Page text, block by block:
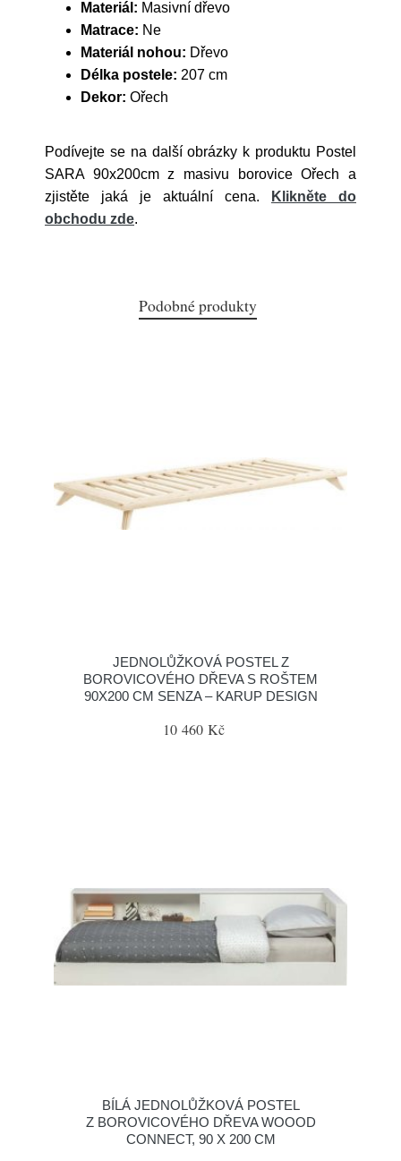
Materiál: Masivní dřevo
Matrace: Ne
Materiál nohou: Dřevo
Délka postele: 207 cm
Dekor: Ořech
Podívejte se na další obrázky k produktu Postel
SARA 90x200cm z masivu borovice Ořech a
zjistěte jaká je aktuální cena.
Klikněte do
obchodu zde.
Podobné produkty
JEDNOLŮŽKOVÁ POSTEL Z
BOROVICOVÉHO DŘEVA S ROŠTEM
90X200 CM SENZA – KARUP DESIGN
10 460 Kč
BÍLÁ JEDNOLŮŽKOVÁ POSTEL
Z BOROVICOVÉHO DŘEVA WOOOD
CONNECT, 90 X 200 CM